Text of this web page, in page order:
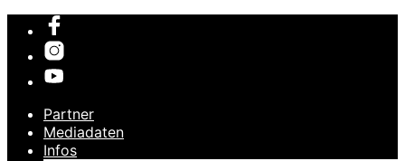
Partner
Mediadaten
Infos